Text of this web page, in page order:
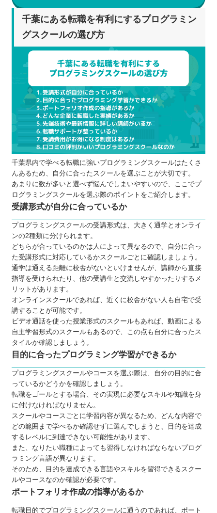
千葉にある転職を有利にするプログラミン
グスクールの選び方
千葉県内で学べる転職に強いプログラミングスクールはたくさ
んあるため、自分に合ったスクールを選ぶことが大切です。
あまりに数が多いと選べず悩んでしまいやすいので、ここでプ
ログラミングスクールを選ぶ際のポイントをご紹介します。
受講形式が自分に合っているか
プログラミングスクールの受講形式は、大きく通学とオンライ
ンの2種類に分けられます。
どちらが合っているのかは人によって異なるので、自分に合っ
た受講形式に対応しているかスクールごとに確認しましょう。
通学は通える距離に校舎がないといけませんが、講師から直接
指導を受けられたり、他の受講生と交流しやすかったりするメ
リットがあります。
オンラインスクールであれば、近くに校舎がない人も自宅で受
講することが可能です。
ビデオ通話を使った授業形式のスクールもあれば、動画による
自主学習形式のスクールもあるので、この点も自分に合ったス
タイルか確認しましょう。
目的に合ったプログラミング学習ができるか
プログラミングスクールやコースを選ぶ際は、自分の目的に合
っているかどうかを確認しましょう。
転職をゴールとする場合、その実現に必要なスキルや知識を身
に付けなければなりません。
スクールやコースごとに学習内容が異なるため、どんな内容で
どの範囲まで学べるか確認せずに選んでしまうと、目的を達成
するレベルに到達できない可能性があります。
また、なりたい職種によっても習得しなければならないプログ
ラミング言語が異なります。
そのため、目的を達成できる言語やスキルを習得できるスクー
ルやコースなのか確認が必要です。
ポートフォリオ作成の指導があるか
転職目的でプログラミングスクールに通うのであれば、ポート